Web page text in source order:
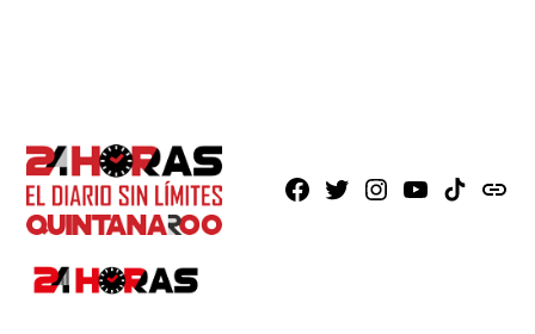
Facebook
X Instagram
YoutubeTikTokissuu